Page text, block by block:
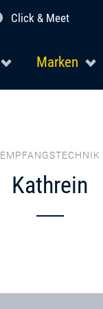
Click & Meet
Marken
EMPFANGSTECHNIK
Kathrein